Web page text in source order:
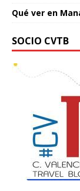
Qué ver en
SOCIO CVTB